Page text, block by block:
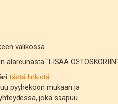
valikossa.
alareunasta "LISÄÄ
tästä linkistä
pyyhekoon mukaan ja
joka saapuu